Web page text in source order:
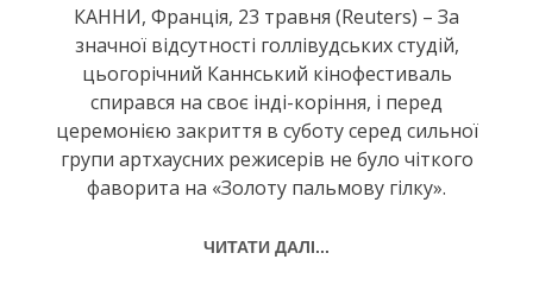
КАННИ, Франція, 23 травня (Reuters) – За
значної відсутності голлівудських студій,
цьогорічний Каннський кінофестиваль
спирався на своє інді-коріння, і перед
церемонією закриття в суботу серед сильної
групи артхаусних режисерів не було чіткого
фаворита на «Золоту пальмову гілку».
ЧИТАТИ ДАЛІ...